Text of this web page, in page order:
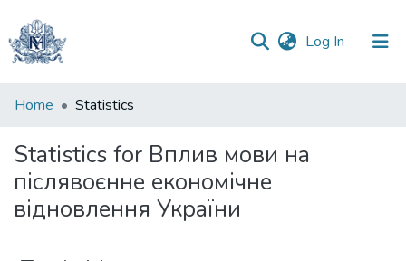
Log In (current)
Communities
Collections
All of DSpace
Home Statistics
Statistics for Вплив мови на
післявоєнне економічне
відновлення України